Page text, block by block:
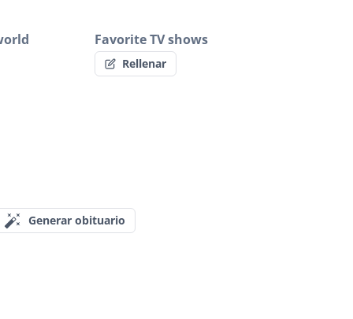
Favorite TV shows
Rellenar
Generar obituario